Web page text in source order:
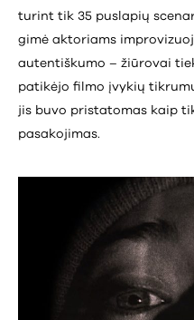
turint tik 35 puslapių
gimė aktoriams
autentiškumo – žiūrovai
patikėjo filmo įvykių
jis buvo pristatomas kaip
pasakojimas.